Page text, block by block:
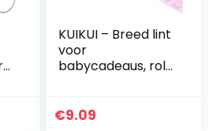
KUIKUI – Breed lint
voor
babycadeaus, rol
inpakken van
€9.09